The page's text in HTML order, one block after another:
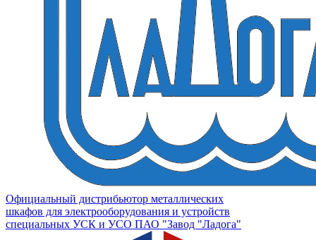
Официальный дистрибьютор металлических
шкафов для электрооборудования и устройств
специальных УСК и УСО ПАО "Завод "Ладога"